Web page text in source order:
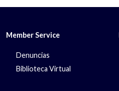
Member Service
Denuncias
Biblioteca Virtual